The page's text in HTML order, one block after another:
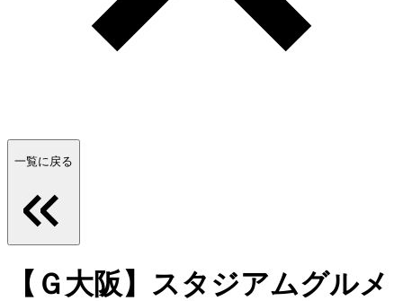
一覧に戻る
【Ｇ大阪】スタジアムグルメ